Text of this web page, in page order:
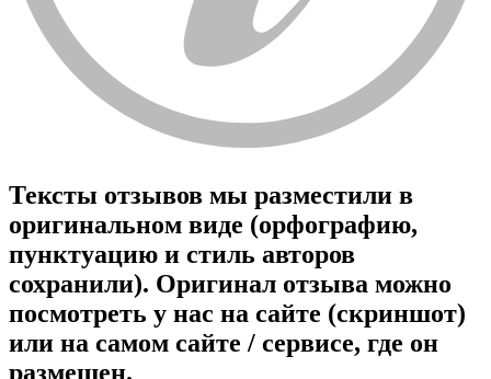
Тексты отзывов мы разместили в
оригинальном виде (орфографию,
пунктуацию и стиль авторов
сохранили). Оригинал отзыва можно
посмотреть у нас на сайте (скриншот)
или на самом сайте / сервисе, где он
размещен.